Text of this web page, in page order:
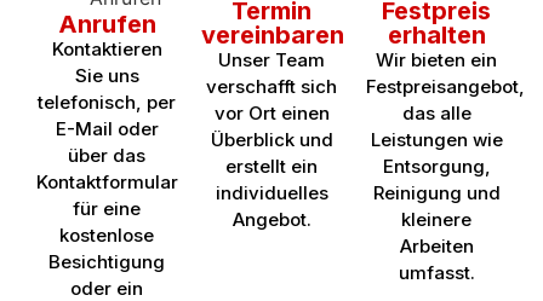
Anrufen
Kontaktieren
Sie uns
telefonisch, per
E-Mail oder
über das
Kontaktformular
für eine
kostenlose
Besichtigung
oder ein
Termin
vereinbaren
Unser Team
verschafft sich
vor Ort einen
Überblick und
erstellt ein
individuelles
Angebot.
Festpreis
erhalten
Wir bieten ein
Festpreisangebot,
das alle
Leistungen wie
Entsorgung,
Reinigung und
kleinere
Arbeiten
umfasst.